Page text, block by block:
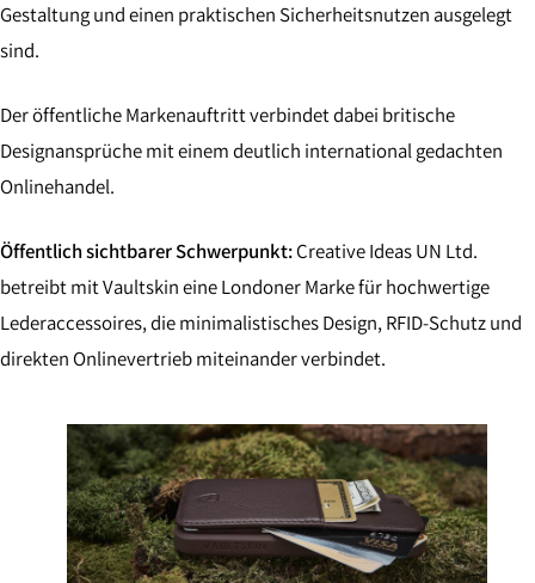
Gestaltung und einen praktischen Sicherheitsnutzen ausgelegt
sind.
Der öffentliche Markenauftritt verbindet dabei britische
Designansprüche mit einem deutlich international gedachten
Onlinehandel.
Öffentlich sichtbarer Schwerpunkt:Creative Ideas UN Ltd.
betreibt mit Vaultskin eine Londoner Marke für hochwertige
Lederaccessoires, die minimalistisches Design, RFID-Schutz und
direkten Onlinevertrieb miteinander verbindet.